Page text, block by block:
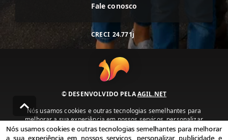
Fale conosco
CRECI 24.771j
© DESENVOLVIDO PELAAGIL.NET
Nós usamos cookies e outras tecnologias semelhantes para
melhorar a sua experiência em nossos serviços, personalizar
publicidade e recomendar conteúdo de seu interesse. Ao utilizar
nossos serviços, você concorda com nossa política de privacidade e
Nós usamos cookies e outras tecnologias semelhantes para melhorar
a sua experiência em nossos serviços, personalizar publicidade e